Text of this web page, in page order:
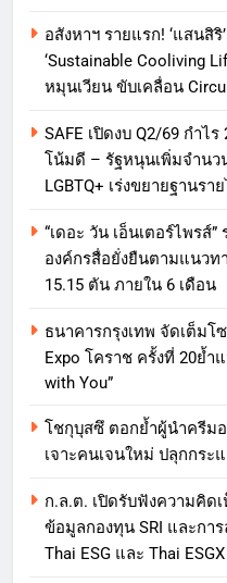
อสังหาฯ รายแรก! ‘แสนสิริ
‘Sustainable Cooliving
หมุนเวียน ขับเคลื่อน
SAFE เปิดงบ Q2/69 กำไ
โน้มดี – รัฐหนุนเพิ่มจำนว
LGBTQ+ เร่งขยายฐานรา
“เดอะ วัน เอ็นเตอร์ไพรส์
องค์กรสื่อยั่งยืนตามแนวท
15.15 ตัน ภายใน 6 เดือน
ธนาคารกรุงเทพ จัดเต็มโ
Expo โคราช ครั้งที่ 20ย้ำ
with You”
โชกุบุสซึ ตอกย้ำผู้นำครีม
เจาะคนเจนใหม่ ปลุกกระ
ก.ล.ต. เปิดรับฟังความคิดเ
ข้อมูลกองทุน SRI และกา
Thai ESG และ Thai ESGX